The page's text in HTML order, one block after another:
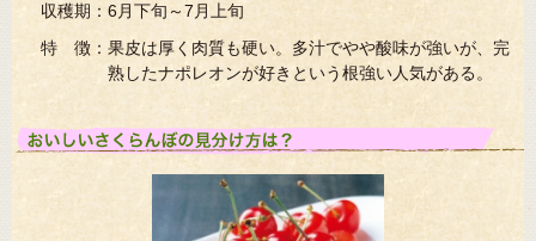
収穫期：6月下旬～7月上旬
特 徴：果皮は厚く肉質も硬い。多汁でやや酸味が強いが、完
熟したナポレオンが好きという根強い人気がある。